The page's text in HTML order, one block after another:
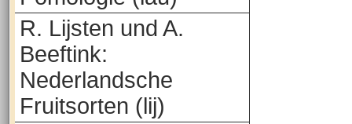
R. Lijsten und A.
Beeftink:
Nederlandsche
Fruitsorten (lij)